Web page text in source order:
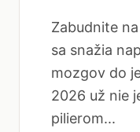
Zabudnite
sa snažia
mozgov do
2026 už nie
pilierom...